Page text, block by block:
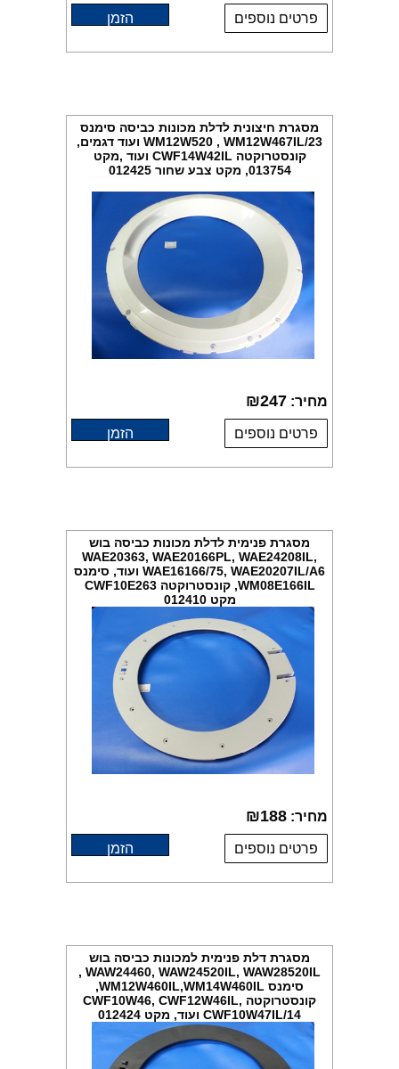
פרטים נוספים הזמן
מסגרת חיצונית לדלת מכונות כביסה סימנס
WM12W520 , WM12W467IL/23 ועוד דגמים,
קונסטרוקטה CWF14W42IL ועוד ,מקט
013754, מקט צבע שחור 012425
מחיר: ₪247
פרטים נוספים הזמן
מסגרת פנימית לדלת מכונות כביסה בוש
WAE20363, WAE20166PL, WAE24208IL,
WAE16166/75, WAE20207IL/A6 ועוד, סימנס
WM08E166IL, קונסטרוקטה CWF10E263
מקט 012410
מחיר: ₪188
פרטים נוספים הזמן
מסגרת דלת פנימית למכונות כביסה בוש
WAW24460, WAW24520IL, WAW28520IL ,
סימנס WM12W460IL,WM14W460IL,
קונסטרוקטה CWF10W46, CWF12W46IL,
CWF10W47IL/14 ועוד, מקט 012424